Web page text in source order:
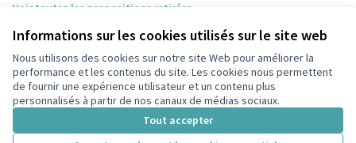
Informations sur les cookies utilisés sur le site web
Nous utilisons des cookies sur notre site Web pour améliorer la
performance et les contenus du site. Les cookies nous permettent
de fournir une expérience utilisateur et un contenu plus
personnalisés à partir de nos canaux de médias sociaux.
Tout accepter
Voir toutes les propositions retirées
Conditions d'utilisation
Paramètres des cookies
participons.colombes.fr sur Facebook
(Lien externe)